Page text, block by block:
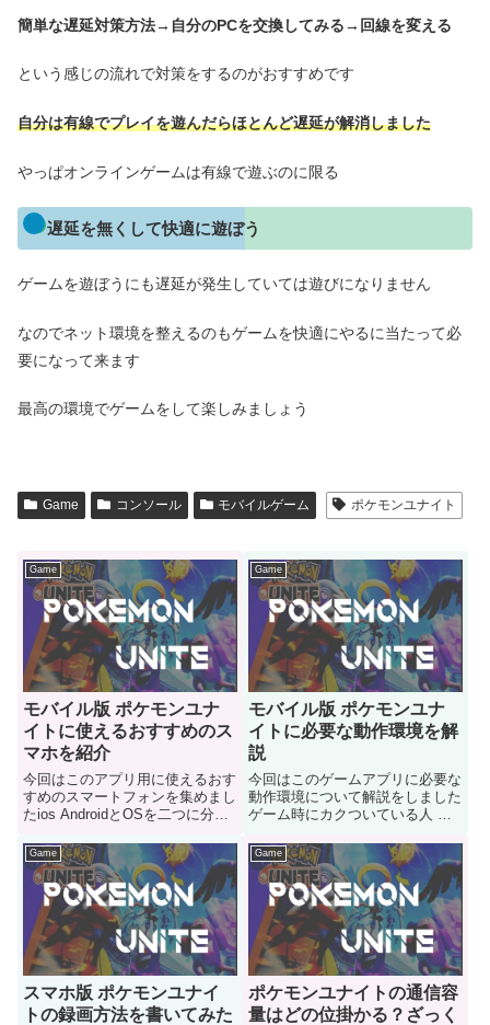
簡単な遅延対策方法→自分のPCを交換してみる→回線を変える
という感じの流れで対策をするのがおすすめです
自分は有線でプレイを遊んだらほとんど遅延が解消しました
やっぱオンラインゲームは有線で遊ぶのに限る
遅延を無くして快適に遊ぼう
ゲームを遊ぼうにも遅延が発生していては遊びになりません
なのでネット環境を整えるのもゲームを快適にやるに当たって必
要になって来ます
最高の環境でゲームをして楽しみましょう
Game コンソール モバイルゲーム ポケモンユナイト
Game
モバイル版 ポケモンユナ
イトに使えるおすすめのス
マホを紹介
今回はこのアプリ用に使えるおす
すめのスマートフォンを集めまし
たios AndroidとOSを二つに分け
いきます
Game
モバイル版 ポケモンユナ
イトに必要な動作環境を解
説
今回はこのゲームアプリに必要な
動作環境について解説をしました
ゲーム時にカクついている人 自
気になる人はご参考にどうぞ
Game
スマホ版 ポケモンユナイ
トの録画方法を書いてみた
Game
ポケモンユナイトの通信容
量はどの位掛かる？ざっく